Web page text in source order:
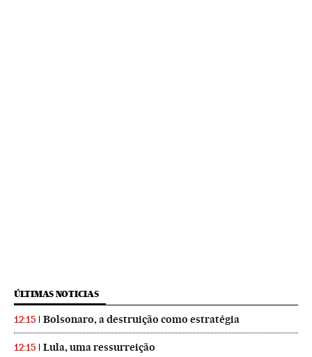
ÚLTIMAS NOTICIAS
12:15 Bolsonaro, a destruição como estratégia
12:15 Lula, uma ressurreição